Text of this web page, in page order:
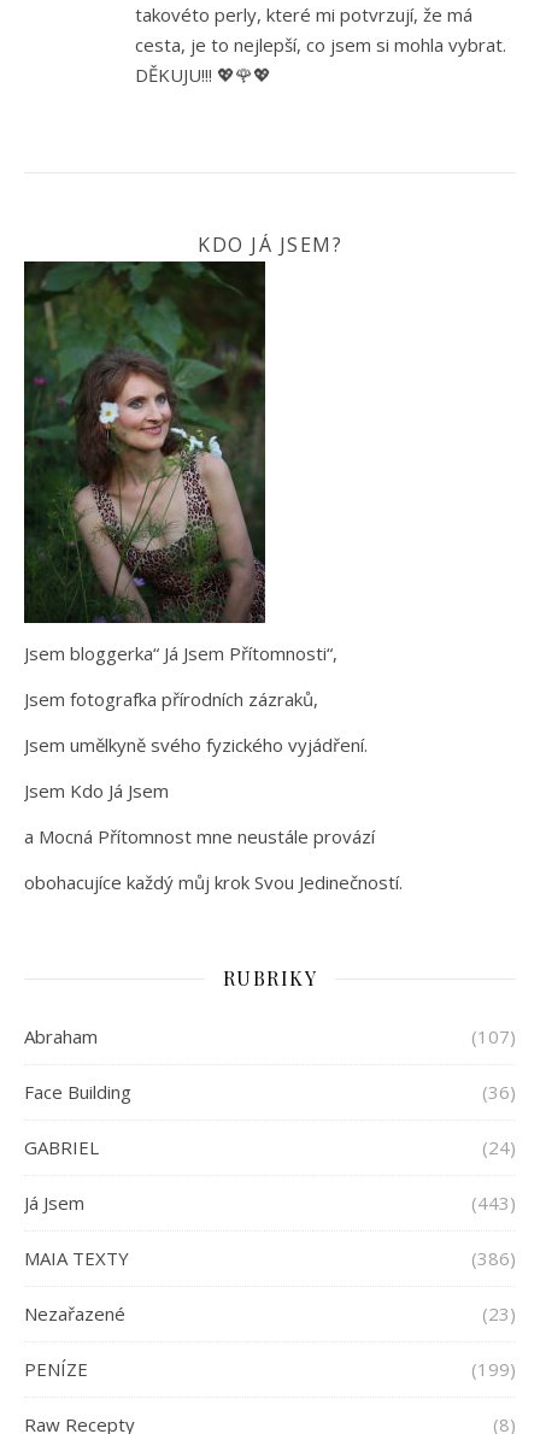
takovéto perly, které mi potvrzují, že má
cesta, je to nejlepší, co jsem si mohla vybrat.
DĚKUJU!!! 💖🌹💖
KDO JÁ JSEM?
Jsem bloggerka“ Já Jsem Přítomnosti“,
Jsem fotografka přírodních zázraků,
Jsem umělkyně svého fyzického vyjádření.
Jsem Kdo Já Jsem
a Mocná Přítomnost mne neustále provází
obohacujíce každý můj krok Svou Jedinečností.
RUBRIKY
Abraham (107)
Face Building (36)
GABRIEL (24)
Já Jsem (443)
MAIA TEXTY (386)
Nezařazené (23)
PENÍZE (199)
Raw Recepty (8)